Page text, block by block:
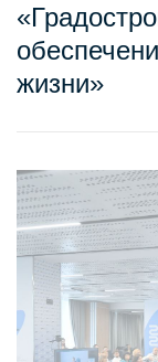
жизни»